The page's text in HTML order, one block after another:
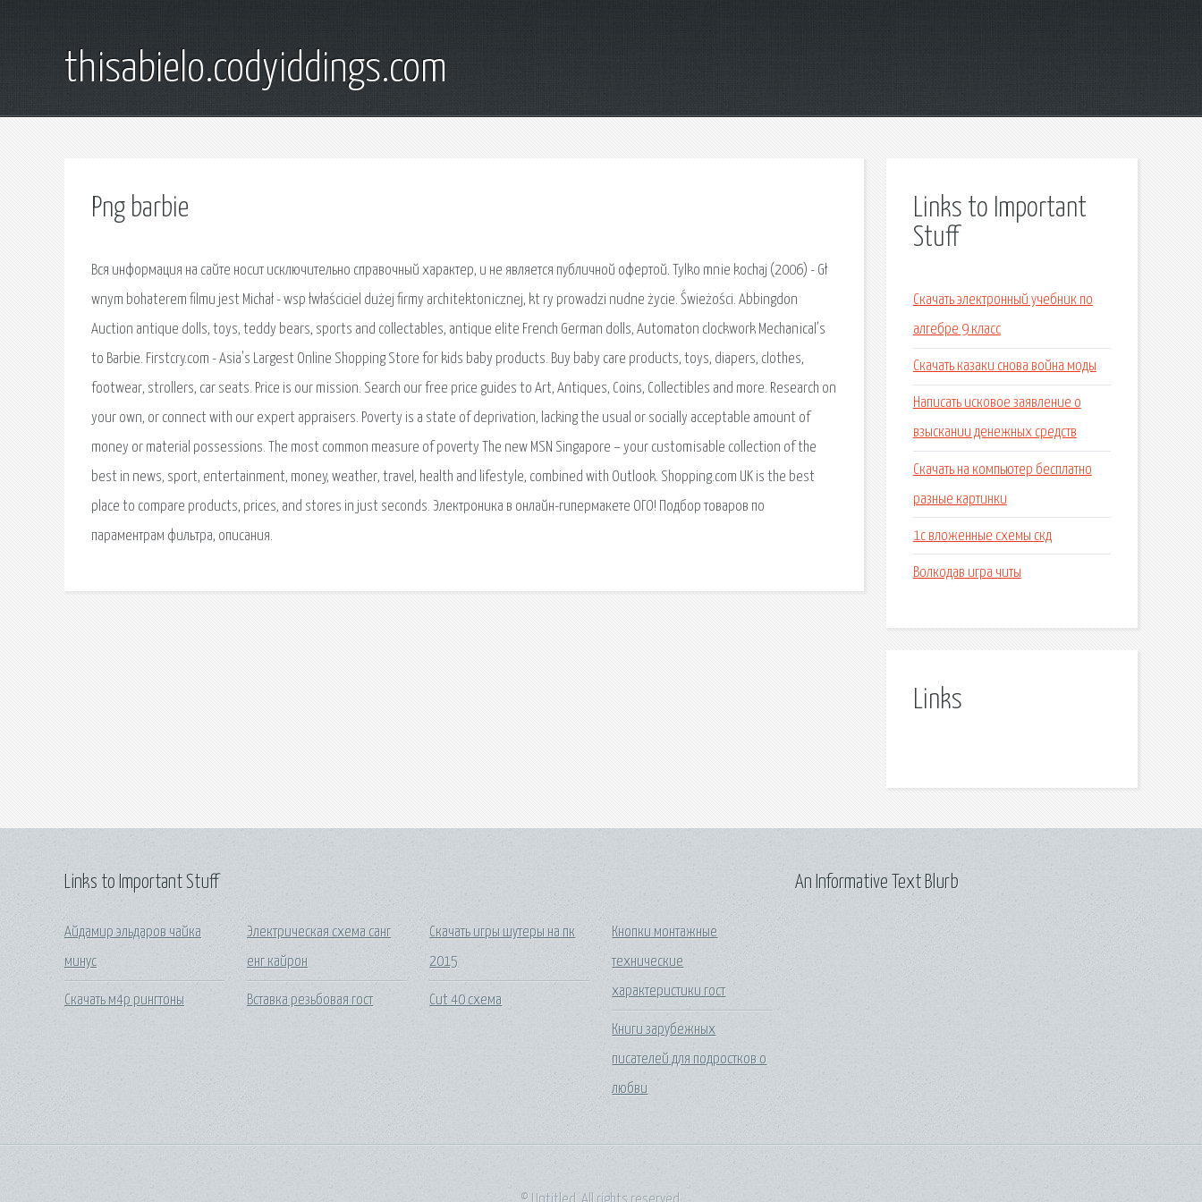
thisabielo.codyiddings.com
Png barbie
Вся информация на сайте носит исключительно справочный характер, и не является публичной офертой. Tylko mnie kochaj (2006) - Gł
wnym bohaterem filmu jest Michał - wsp łwłaściciel dużej firmy architektonicznej, kt ry prowadzi nudne życie. Świeżości. Abbingdon
Auction antique dolls, toys, teddy bears, sports and collectables, antique elite French German dolls, Automaton clockwork Mechanical’s
to Barbie. Firstcry.com - Asia's Largest Online Shopping Store for kids baby products. Buy baby care products, toys, diapers, clothes,
footwear, strollers, car seats. Price is our mission. Search our free price guides to Art, Antiques, Coins, Collectibles and more. Research on
your own, or connect with our expert appraisers. Poverty is a state of deprivation, lacking the usual or socially acceptable amount of
money or material possessions. The most common measure of poverty The new MSN Singapore – your customisable collection of the
best in news, sport, entertainment, money, weather, travel, health and lifestyle, combined with Outlook. Shopping.com UK is the best
place to compare products, prices, and stores in just seconds. Электроника в онлайн-гипермакете ОГО! Подбор товаров по
параментрам фильтра, описания.
Links to Important
Stuff
Скачать электронный учебник по
алгебре 9 класс
Скачать казаки снова война моды
Написать исковое заявление о
взыскании денежных средств
Скачать на компьютер бесплатно
разные картинки
1с вложенные схемы скд
Волкодав игра читы
Links
Links to Important Stuff
Айдамир эльдаров чайка
минус
Скачать м4р рингтоны
Электрическая схема санг
енг кайрон
Вставка резьбовая гост
Скачать игры шутеры на пк
2015
Cut 40 схема
Кнопки монтажные
технические
характеристики гост
Книги зарубежных
писателей для подростков о
любви
An Informative Text Blurb